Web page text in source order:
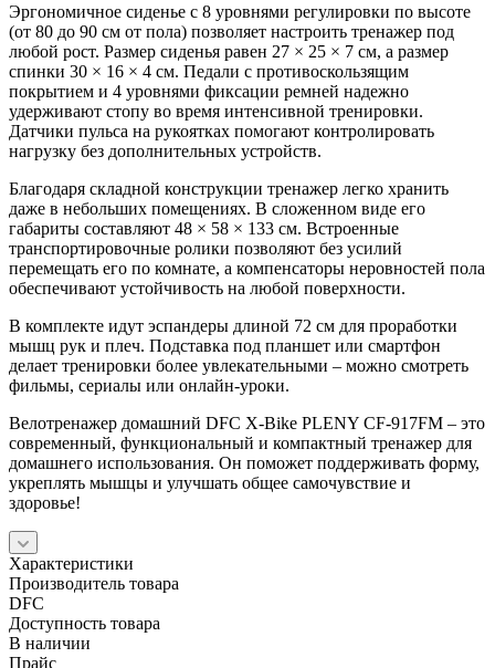
Эргономичное сиденье с 8 уровнями регулировки по высоте
(от 80 до 90 см от пола) позволяет настроить тренажер под
любой рост. Размер сиденья равен 27 × 25 × 7 см, а размер
спинки 30 × 16 × 4 см. Педали с противоскользящим
покрытием и 4 уровнями фиксации ремней надежно
удерживают стопу во время интенсивной тренировки.
Датчики пульса на рукоятках помогают контролировать
нагрузку без дополнительных устройств.
Благодаря складной конструкции тренажер легко хранить
даже в небольших помещениях. В сложенном виде его
габариты составляют 48 × 58 × 133 см. Встроенные
транспортировочные ролики позволяют без усилий
перемещать его по комнате, а компенсаторы неровностей пола
обеспечивают устойчивость на любой поверхности.
В комплекте идут эспандеры длиной 72 см для проработки
мышц рук и плеч. Подставка под планшет или смартфон
делает тренировки более увлекательными – можно смотреть
фильмы, сериалы или онлайн-уроки.
Велотренажер домашний DFC X-Bike PLENY CF-917FM – это
современный, функциональный и компактный тренажер для
домашнего использования. Он поможет поддерживать форму,
укреплять мышцы и улучшать общее самочувствие и
здоровье!
Характеристики
Производитель товара
DFC
Доступность товара
В наличии
Прайс